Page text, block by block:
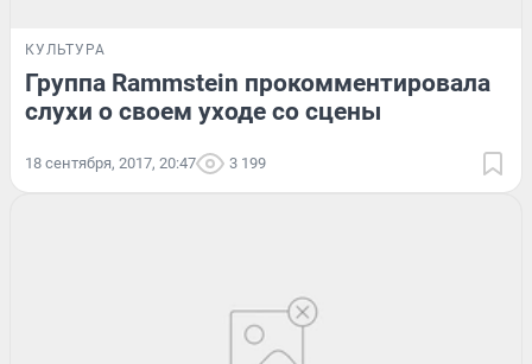
КУЛЬТУРА
Группа Rammstein прокомментировала
слухи о своем уходе со сцены
18 сентября, 2017, 20:47 3 199